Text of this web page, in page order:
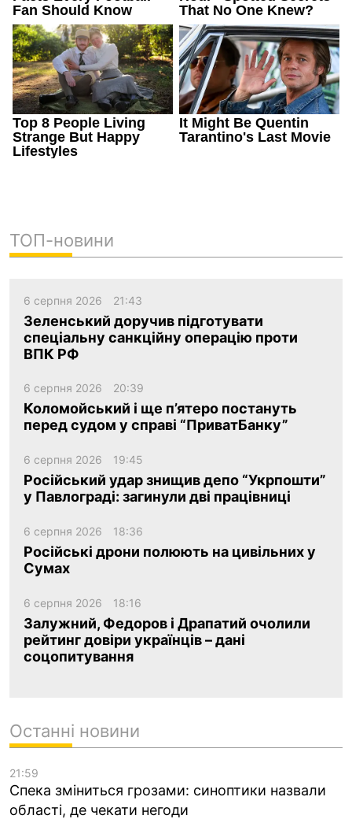
ТОП-новини
6 серпня 2026 21:43
Зеленський доручив підготувати
спеціальну санкційну операцію проти
ВПК РФ
6 серпня 2026 20:39
Коломойський і ще п’ятеро постануть
перед судом у справі “ПриватБанку”
6 серпня 2026 19:45
Російський удар знищив депо “Укрпошти”
у Павлограді: загинули дві працівниці
6 серпня 2026 18:36
Російські дрони полюють на цивільних у
Сумах
6 серпня 2026 18:16
Залужний, Федоров і Драпатий очолили
рейтинг довіри українців – дані
соцопитування
Останні новини
21:59
Спека зміниться грозами: синоптики назвали
області, де чекати негоди